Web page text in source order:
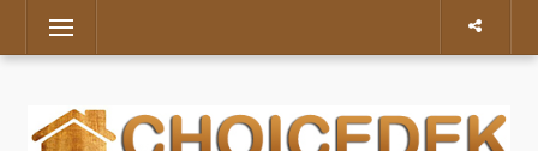
content
Menu